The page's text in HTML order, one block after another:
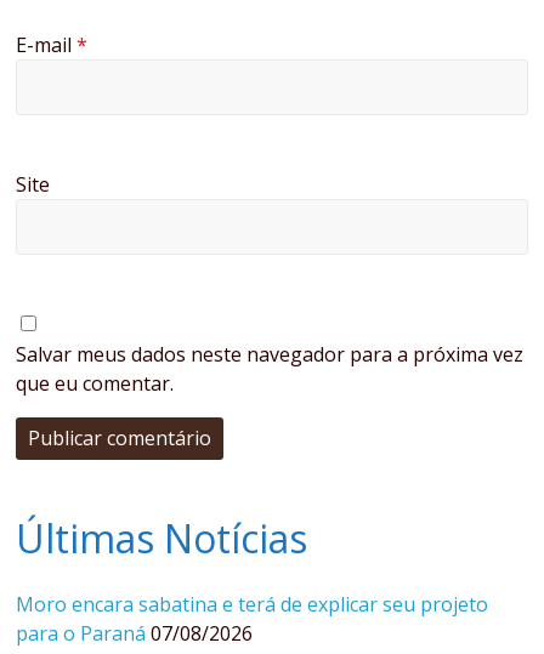
E-mail*
Site
Salvar meus dados neste navegador para a próxima vez
que eu comentar.
Últimas Notícias
Moro encara sabatina e terá de explicar seu projeto
para o Paraná 07/08/2026